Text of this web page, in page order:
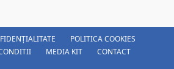
POLITICA COOKIES
MEDIA KIT
CONTACT